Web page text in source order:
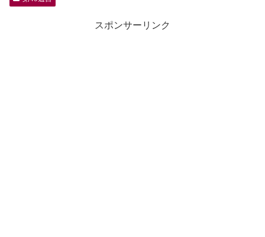
スポンサーリンク